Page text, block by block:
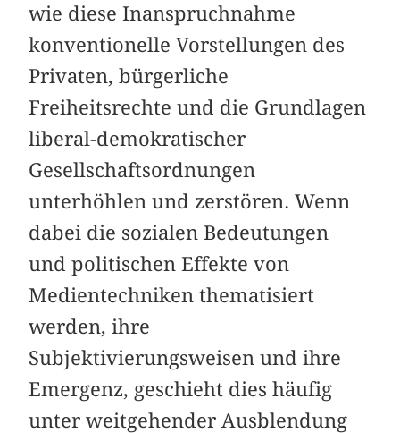
wie diese Inanspruchnahme
konventionelle Vorstellungen des
Privaten, bürgerliche
Freiheitsrechte und die Grundlagen
liberal-demokratischer
Gesellschaftsordnungen
unterhöhlen und zerstören. Wenn
dabei die sozialen Bedeutungen
und politischen Effekte von
Medientechniken thematisiert
werden, ihre
Subjektivierungsweisen und ihre
Emergenz, geschieht dies häufig
unter weitgehender Ausblendung